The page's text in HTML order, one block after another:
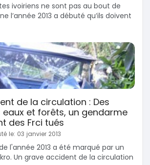
ivoiriens ne sont pas au bout de
l’année 2013 a débuté qu’ils doivent
de la circulation : Des
et forêts, un gendarme
des Frci tués
le: 03 janvier 2013
l'année 2013 a été marqué par un
Un grave accident de la circulation